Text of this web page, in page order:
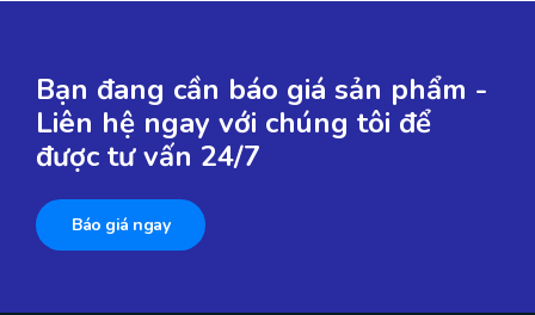
Bạn đang cần báo giá sản phẩm -
Liên hệ ngay với chúng tôi để
được tư vấn 24/7
Báo giá ngay